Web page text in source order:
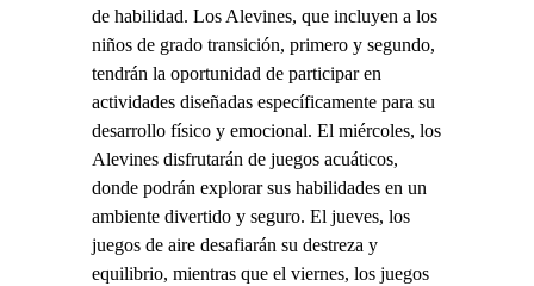
de habilidad. Los Alevines, que incluyen a los
niños de grado transición, primero y segundo,
tendrán la oportunidad de participar en
actividades diseñadas específicamente para su
desarrollo físico y emocional. El miércoles, los
Alevines disfrutarán de juegos acuáticos,
donde podrán explorar sus habilidades en un
ambiente divertido y seguro. El jueves, los
juegos de aire desafiarán su destreza y
equilibrio, mientras que el viernes, los juegos